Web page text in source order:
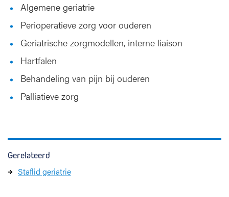
Algemene geriatrie
Perioperatieve zorg voor ouderen
Geriatrische zorgmodellen, interne liaison
Hartfalen
Behandeling van pijn bij ouderen
Palliatieve zorg
Gerelateerd
Staflid geriatrie